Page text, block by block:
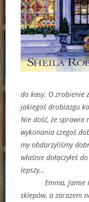
do kasy. O zrobienie
jakiegoś drobiazgu
Nie dość, że sprawia
wykonania czegoś
my obdarzyliśmy
właśnie dołączyłeś
lepszy…
Emma, Jamie i
sklepów, a zarazem